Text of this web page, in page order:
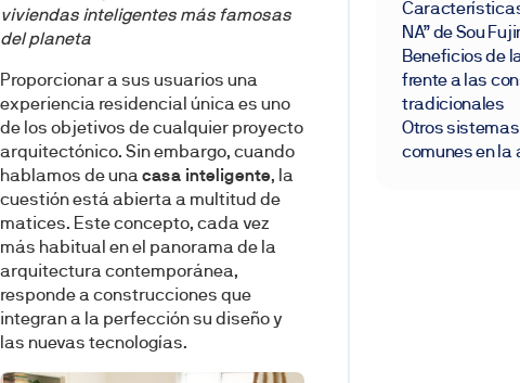
viviendas inteligentes más famosas
del planeta
Proporcionar a sus usuarios una
experiencia residencial única es uno
de los objetivos de cualquier proyecto
arquitectónico. Sin embargo, cuando
hablamos de unacasa inteligente, la
cuestión está abierta a multitud de
matices. Este concepto, cada vez
más habitual en el panorama de la
arquitectura contemporánea,
responde a construcciones que
integran a la perfección su diseño y
las nuevas tecnologías.
NA” de Sou
Beneficios de
frente a las
tradicionales
Otros
comunes en